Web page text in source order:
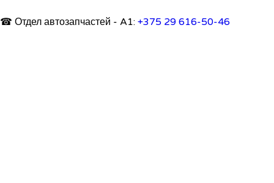
☎ Отдел автозапчастей - A1: +375 29 616-50-46